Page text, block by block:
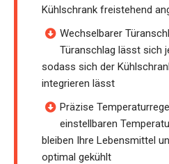
Kühlschrank freistehend
Wechselbarer
Türanschlag lässt sich
sodass sich der
integrieren lässt
Präzise
einstellbaren
bleiben Ihre Lebensmittel
optimal gekühlt